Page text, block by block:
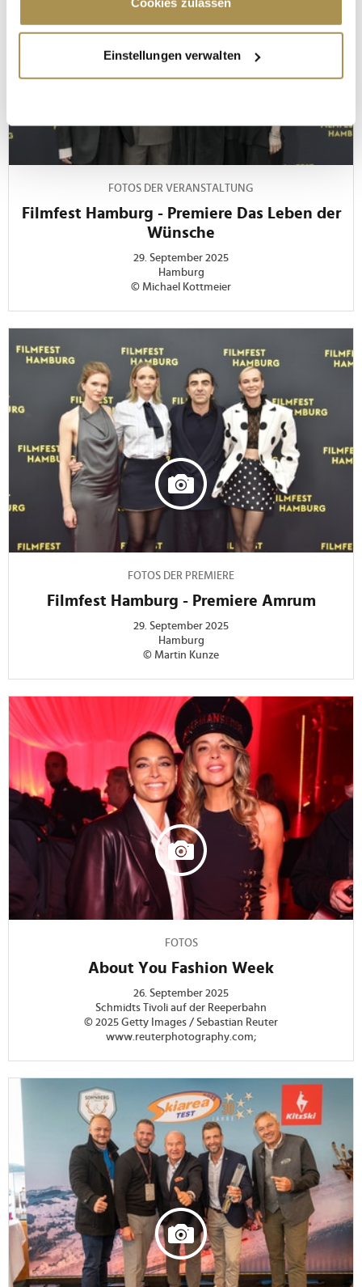
Informationen über Ihre geografische Lage
erfassen, welche bis auf einige Meter genau sein
bestimmten Merkmalen (Fingerprinting) identifizieren
Erfahren Sie mehr darüber, wie Ihre persönlichen Daten
verarbeitet werden, und legen Sie Ihre Präferenzen im
Wir verwenden Cookies, um Inhalte und Anzeigen zu
personalisieren, Funktionen für soziale Medien anbieten
zu können und die Zugriffe auf unsere Website zu
Partner führen diese Informationen möglicherweise mit
weiteren Daten zusammen, die Sie ihnen bereitgestellt
haben oder die sie im Rahmen Ihrer Nutzung der Dienste
gesammelt haben.
Einstellungen verwalten
FOTOS DER VERANSTALTUNG
Filmfest Hamburg - Premiere Das Leben der
Wünsche
29. September 2025
Hamburg
© Michael Kottmeier
FOTOS DER PREMIERE
Filmfest Hamburg - Premiere Amrum
29. September 2025
Hamburg
© Martin Kunze
FOTOS
About You Fashion Week
26. September 2025
Schmidts Tivoli auf der Reeperbahn
© 2025 Getty Images / Sebastian Reuter
www.reuterphotography.com;